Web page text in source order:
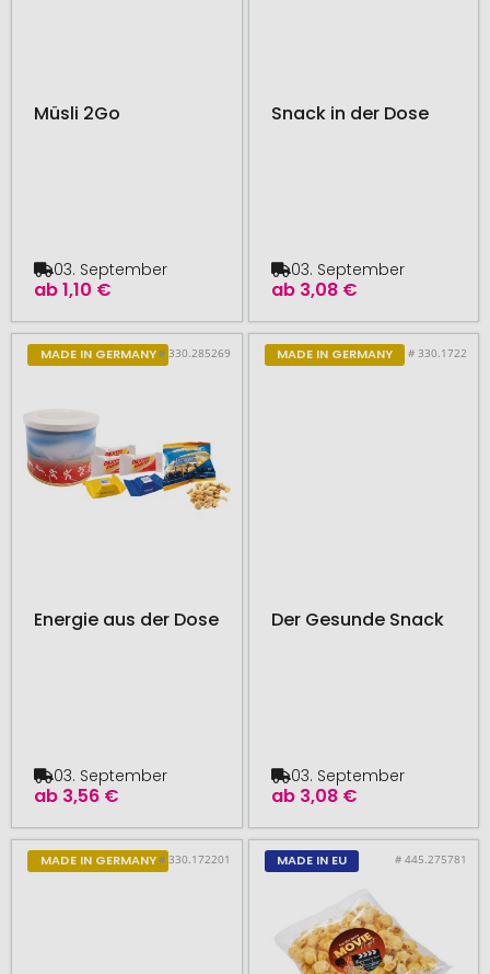
Müsli 2Go
ab1,10 €
03. September
Snack in der Dose
ab 3,08 €
03. September
MADE IN GERMANY# 330.285269
Energie aus der Dose
ab 3,56 €
03. September
MADE IN GERMANY # 330.1722
Der Gesunde Snack
ab 3,08 €
03. September
MADE IN GERMANY# 330.172201 MADE IN EU # 445.275781